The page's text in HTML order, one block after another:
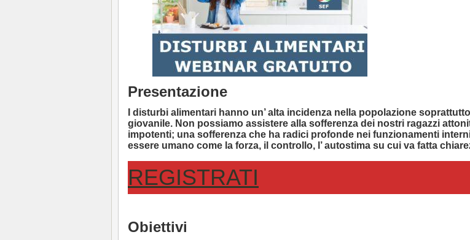
Presentazione
disturbi alimentari hanno un’ alta incidenza nella popolazione soprattutto
giovanile. Non possiamo assistere alla sofferenza dei nostri ragazzi
impotenti; una sofferenza che ha radici profonde nei funzionamenti
essere umano come la forza, il controllo, l’ autostima su cui va fatta
REGISTRATI
Obiettivi